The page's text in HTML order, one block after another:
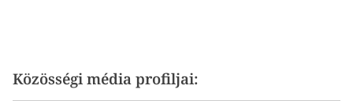
Közösségi média profiljai: